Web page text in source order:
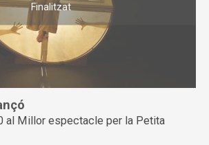
Finalitzat
al Millor espectacle per la Petita